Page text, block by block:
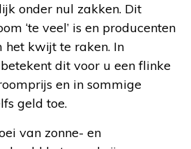
onder nul zakken. Dit
‘te veel’ is en producenten
het kwijt te raken. In
dit voor u een flinke
en in sommige
geld toe.
van zonne- en